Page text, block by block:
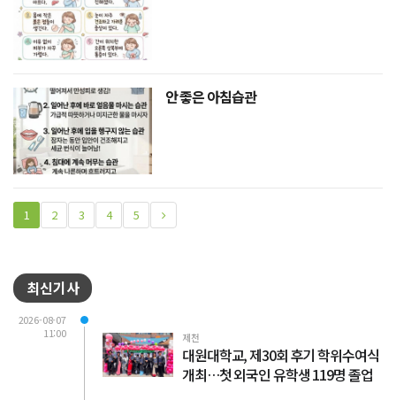
안 좋은 아침습관
1 2 3 4 5
최신기사
2026-08-07
11:00
제천
대원대학교, 제30회 후기 학위수여식
개최…첫 외국인 유학생 119명 졸업